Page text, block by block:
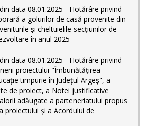
data 08.01.2025 - Hotărâre privind
a golurilor de casă provenite din
și cheltuielile secțiunilor de
în anul 2025
data 08.01.2025 - Hotărâre privind
proiectului "Îmbunătățirea
timpurie în Județul Argeș", a
de proiect, a Notei justificative
adăugate a parteneriatului propus
proiectului și a Acordului de